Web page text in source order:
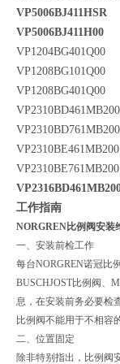
VP5006BJ411HSR
VP5006BJ411H00
VP1204BG401Q00
VP1208BG101Q00
VP1208BG401Q00
VP2310BD461MB200
VP2310BD761MB200
VP2310BE461MB200
VP2310BE761MB200
工作指南
NORGREN比例阀安装
一、安装前检工作
每台NORGREN诺冠比
BUSCHJOST比例阀、
息，在安装前务必要检
比例阀不能用于不相容
二、位置固定
除非特别指出，比例阀